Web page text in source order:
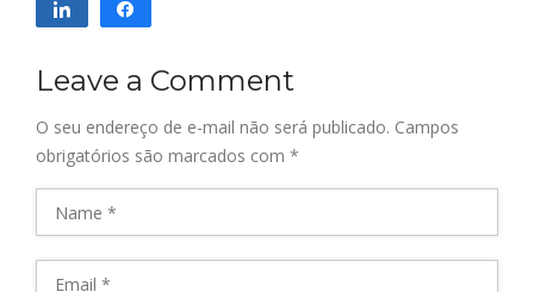
Compartilhar
Leave a Comment
O seu endereço de e-mail não será publicado. Campos
obrigatórios são marcados com *